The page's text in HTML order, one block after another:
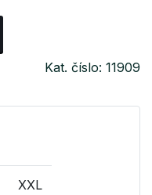
Kat. číslo: 11909
XXL